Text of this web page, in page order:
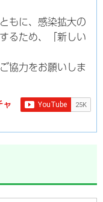
もに、感染拡大の
るため、「新しい
協力をお願いしま
ャ